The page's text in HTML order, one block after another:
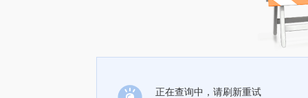
正在查询中，请刷新重试